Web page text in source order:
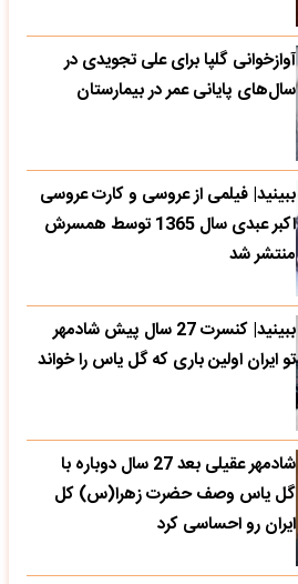
آوازخوانی گلپا برای علی تجویدی در
سال‌های پایانی عمر در بیمارستان
ببینید| فیلمی از عروسی و کارت عروسی
اکبر عبدی سال 1365 توسط همسرش
منتشر شد
ببینید| کنسرت 27 سال پیش شادمهر
تو ایران اولین باری که گل یاس را خواند
شادمهر عقیلی بعد 27 سال دوباره با
گل یاس وصف حضرت زهرا(س) کل
ایران رو احساسی کرد